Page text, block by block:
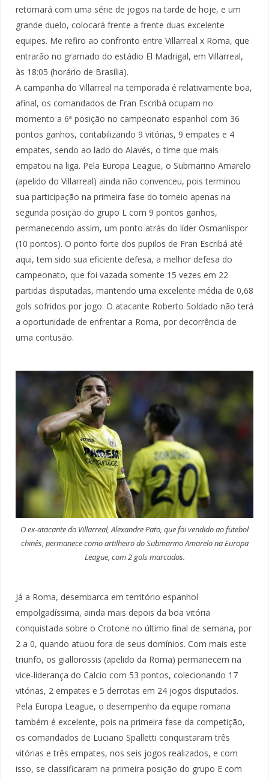
retornará com uma série de jogos na tarde de hoje, e um
grande duelo, colocará frente a frente duas excelente
equipes. Me refiro ao confronto entre Villarreal x Roma, que
entrarão no gramado do estádio El Madrigal, em Villarreal,
às 18:05 (horário de Brasília).
A campanha do Villarreal na temporada é relativamente boa,
afinal, os comandados de Fran Escribá ocupam no
momento a 6ª posição no campeonato espanhol com 36
pontos ganhos, contabilizando 9 vitórias, 9 empates e 4
empates, sendo ao lado do Alavés, o time que mais
empatou na liga. Pela Europa League, o Submarino Amarelo
(apelido do Villarreal) ainda não convenceu, pois terminou
sua participação na primeira fase do torneio apenas na
segunda posição do grupo L com 9 pontos ganhos,
permanecendo assim, um ponto atrás do líder Osmanlispor
(10 pontos). O ponto forte dos pupilos de Fran Escribá até
aqui, tem sido sua eficiente defesa, a melhor defesa do
campeonato, que foi vazada somente 15 vezes em 22
partidas disputadas, mantendo uma excelente média de 0,68
gols sofridos por jogo. O atacante Roberto Soldado não terá
a oportunidade de enfrentar a Roma, por decorrência de
uma contusão.
O ex-atacante do Villarreal, Alexandre Pato, que foi vendido ao futebol
chinês, permanece como artilheiro do Submarino Amarelo na Europa
League, com 2 gols marcados.
Já a Roma, desembarca em território espanhol
empolgadíssima, ainda mais depois da boa vitória
conquistada sobre o Crotone no último final de semana, por
2 a 0, quando atuou fora de seus domínios. Com mais este
triunfo, os giallorossis (apelido da Roma) permanecem na
vice-liderança do Calcio com 53 pontos, colecionando 17
vitórias, 2 empates e 5 derrotas em 24 jogos disputados.
Pela Europa League, o desempenho da equipe romana
também é excelente, pois na primeira fase da competição,
os comandados de Luciano Spalletti conquistaram três
vitórias e três empates, nos seis jogos realizados, e com
isso, se classificaram na primeira posição do grupo E com